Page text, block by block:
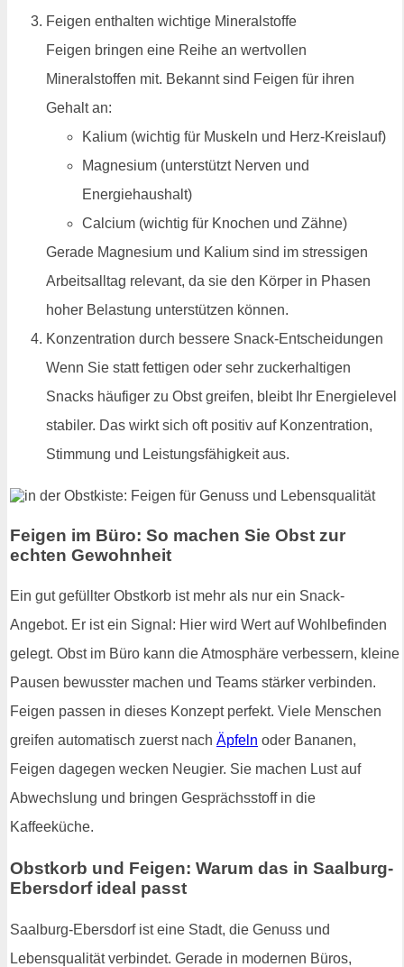
Feigen enthalten wichtige Mineralstoffe
Feigen bringen eine Reihe an wertvollen
Mineralstoffen mit. Bekannt sind Feigen für ihren
Gehalt an:
Kalium (wichtig für Muskeln und Herz-Kreislauf)
Magnesium (unterstützt Nerven und
Energiehaushalt)
Calcium (wichtig für Knochen und Zähne)
Gerade Magnesium und Kalium sind im stressigen
Arbeitsalltag relevant, da sie den Körper in Phasen
hoher Belastung unterstützen können.
Konzentration durch bessere Snack-Entscheidungen
Wenn Sie statt fettigen oder sehr zuckerhaltigen
Snacks häufiger zu Obst greifen, bleibt Ihr Energielevel
stabiler. Das wirkt sich oft positiv auf Konzentration,
Stimmung und Leistungsfähigkeit aus.
Feigen im Büro: So machen Sie Obst zur
echten Gewohnheit
Ein gut gefüllter Obstkorb ist mehr als nur ein Snack-
Angebot. Er ist ein Signal: Hier wird Wert auf Wohlbefinden
gelegt. Obst im Büro kann die Atmosphäre verbessern, kleine
Pausen bewusster machen und Teams stärker verbinden.
Feigen passen in dieses Konzept perfekt. Viele Menschen
greifen automatisch zuerst nach Äpfeln oder Bananen,
Feigen dagegen wecken Neugier. Sie machen Lust auf
Abwechslung und bringen Gesprächsstoff in die
Kaffeeküche.
Obstkorb und Feigen: Warum das in Saalburg-
Ebersdorf ideal passt
Saalburg-Ebersdorf ist eine Stadt, die Genuss und
Lebensqualität verbindet. Gerade in modernen Büros,